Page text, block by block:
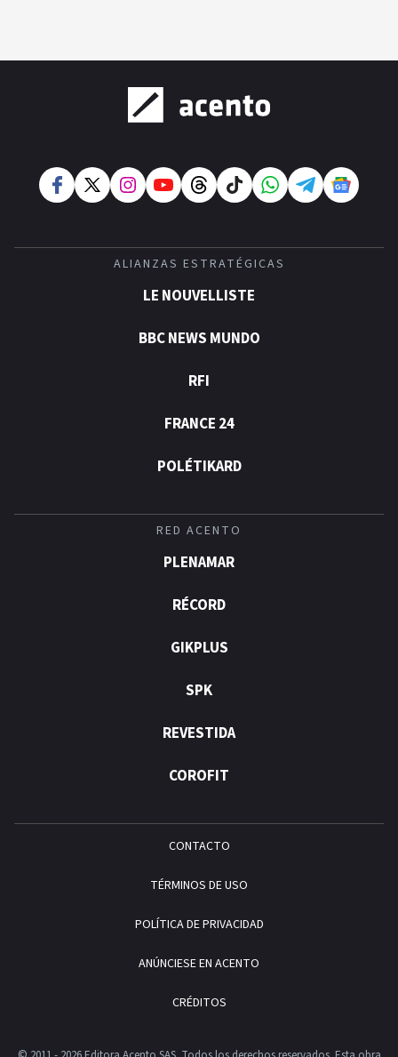
ALIANZAS ESTRATÉGICAS
LE NOUVELLISTE
BBC NEWS MUNDO
RFI
FRANCE 24
POLÉTIKARD
RED ACENTO
PLENAMAR
RÉCORD
GIKPLUS
SPK
REVESTIDA
COROFIT
CONTACTO
TÉRMINOS DE USO
POLÍTICA DE PRIVACIDAD
ANÚNCIESE EN ACENTO
CRÉDITOS